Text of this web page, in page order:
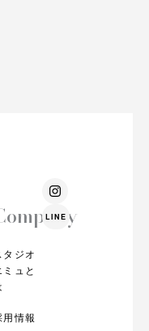
タジオ
ミュと
用情報
I
n
s
t
LINE